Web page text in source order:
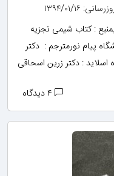
۱۳۹۴/۰۱/۱۶
: کتاب شیمی تجزیه
پیام نورمترجم : دکتر
اسلاید : دکتر زرین اسحاقی